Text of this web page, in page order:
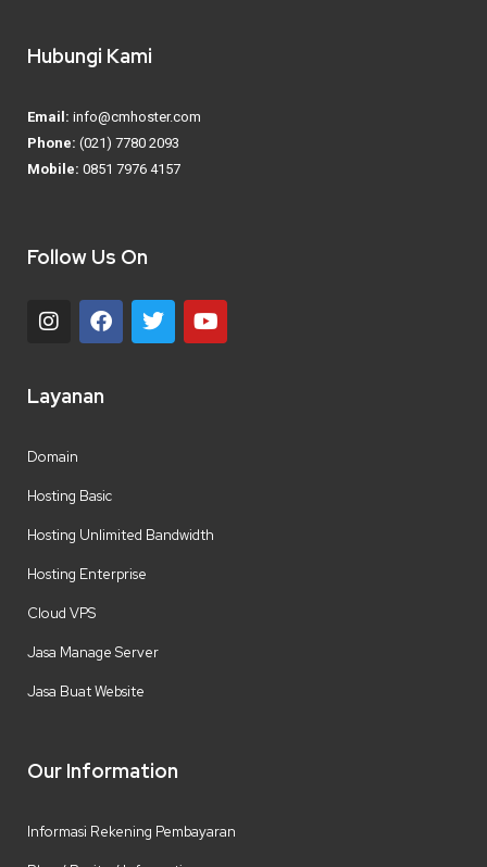
Hubungi Kami
Email: info@cmhoster.com
Phone: (021) 7780 2093
Mobile: 0851 7976 4157
Follow Us On
Layanan
Domain
Hosting Basic
Hosting Unlimited Bandwidth
Hosting Enterprise
Cloud VPS
Jasa Manage Server
Jasa Buat Website
Our Information
Informasi Rekening Pembayaran